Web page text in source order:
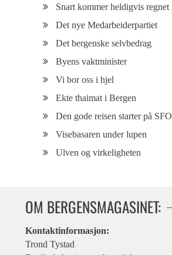
Snart kommer heldigvis regnet
Det nye Medarbeiderpartiet
Det bergenske selvbedrag
Byens vaktminister
Vi bor oss i hjel
Ekte thaimat i Bergen
Den gode reisen starter på SFO
Visebasaren under lupen
Ulven og virkeligheten
OM BERGENSMAGASINET:
Kontaktinformasjon:
Trond Tystad